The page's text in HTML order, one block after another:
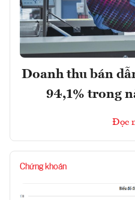
Doanh thu bán
94,1% trong
Đọc
Chứng khoán